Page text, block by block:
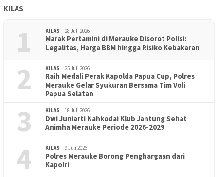
KILAS
1 KILAS 28 Juli 2026
Marak Pertamini di Merauke Disorot Polisi:
Legalitas, Harga BBM hingga Risiko Kebakaran
2 KILAS 25 Juli 2026
Raih Medali Perak Kapolda Papua Cup, Polres
Merauke Gelar Syukuran Bersama Tim Voli
Papua Selatan
3 KILAS 18 Juli 2026
Dwi Juniarti Nahkodai Klub Jantung Sehat
Animha Merauke Periode 2026-2029
4 KILAS 9 Juli 2026
Polres Merauke Borong Penghargaan dari
Kapolri